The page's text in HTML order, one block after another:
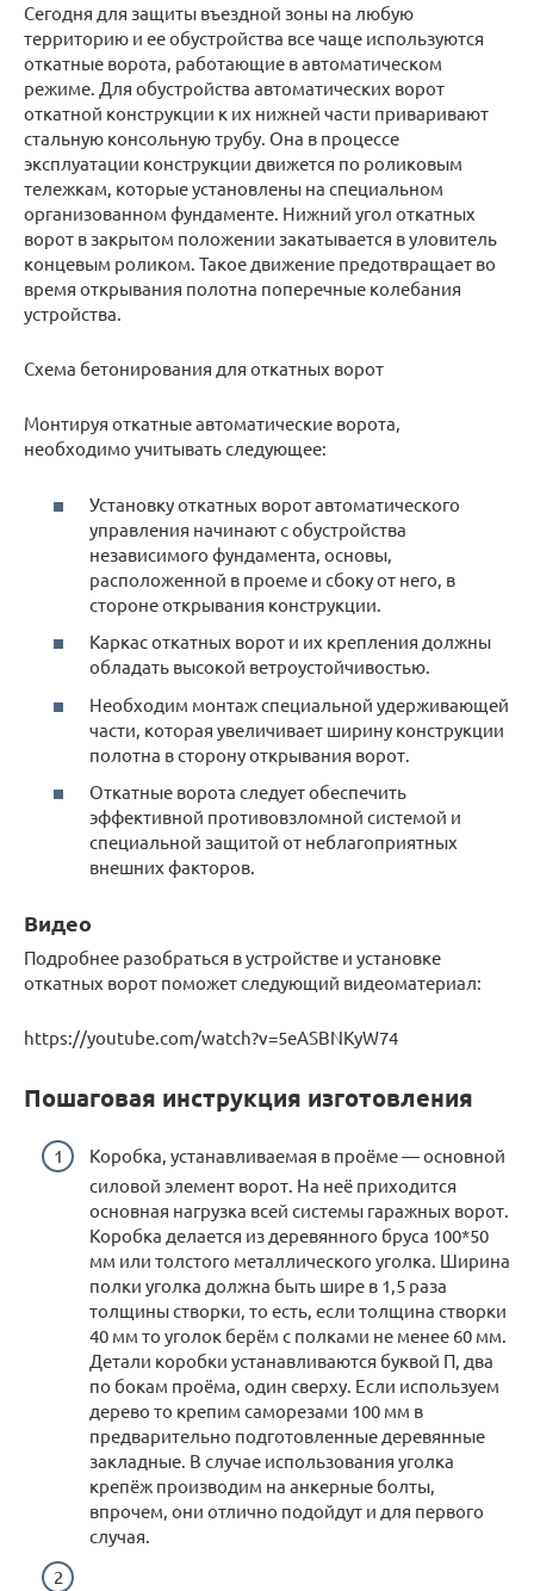
Сегодня для защиты въездной зоны на любую
территорию и ее обустройства все чаще используются
откатные ворота, работающие в автоматическом
режиме. Для обустройства автоматических ворот
откатной конструкции к их нижней части приваривают
стальную консольную трубу. Она в процессе
эксплуатации конструкции движется по роликовым
тележкам, которые установлены на специальном
организованном фундаменте. Нижний угол откатных
ворот в закрытом положении закатывается в уловитель
концевым роликом. Такое движение предотвращает во
время открывания полотна поперечные колебания
устройства.
Схема бетонирования для откатных ворот
Монтируя откатные автоматические ворота,
необходимо учитывать следующее:
Установку откатных ворот автоматического
управления начинают с обустройства
независимого фундамента, основы,
расположенной в проеме и сбоку от него, в
стороне открывания конструкции.
Каркас откатных ворот и их крепления должны
обладать высокой ветроустойчивостью.
Необходим монтаж специальной удерживающей
части, которая увеличивает ширину конструкции
полотна в сторону открывания ворот.
Откатные ворота следует обеспечить
эффективной противовзломной системой и
специальной защитой от неблагоприятных
внешних факторов.
Видео
Подробнее разобраться в устройстве и установке
откатных ворот поможет следующий видеоматериал:
https://youtube.com/watch?v=5eASBNKyW74
Пошаговая инструкция изготовления
Коробка, устанавливаемая в проёме — основной
силовой элемент ворот. На неё приходится
основная нагрузка всей системы гаражных ворот.
Коробка делается из деревянного бруса 100*50
мм или толстого металлического уголка. Ширина
полки уголка должна быть шире в 1,5 раза
толщины створки, то есть, если толщина створки
40 мм то уголок берём с полками не менее 60 мм.
Детали коробки устанавливаются буквой П, два
по бокам проёма, один сверху. Если используем
дерево то крепим саморезами 100 мм в
предварительно подготовленные деревянные
закладные. В случае использования уголка
крепёж производим на анкерные болты,
впрочем, они отлично подойдут и для первого
случая.